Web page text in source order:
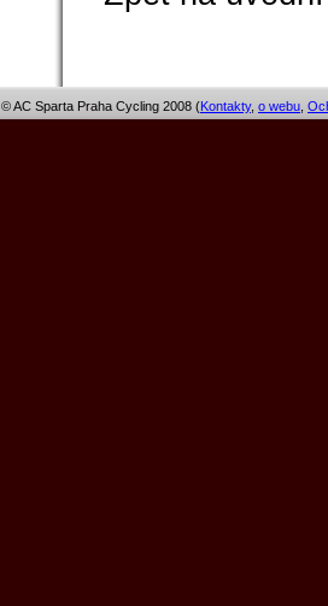
© AC Sparta Praha Cycling 2008 (Kontakty, o webu